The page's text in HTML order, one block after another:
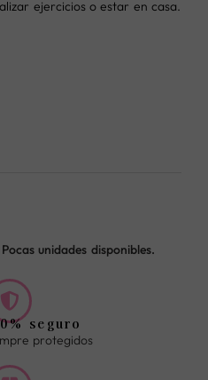
ejercicios o estar en casa.
unidades disponibles.
seguro
protegidos